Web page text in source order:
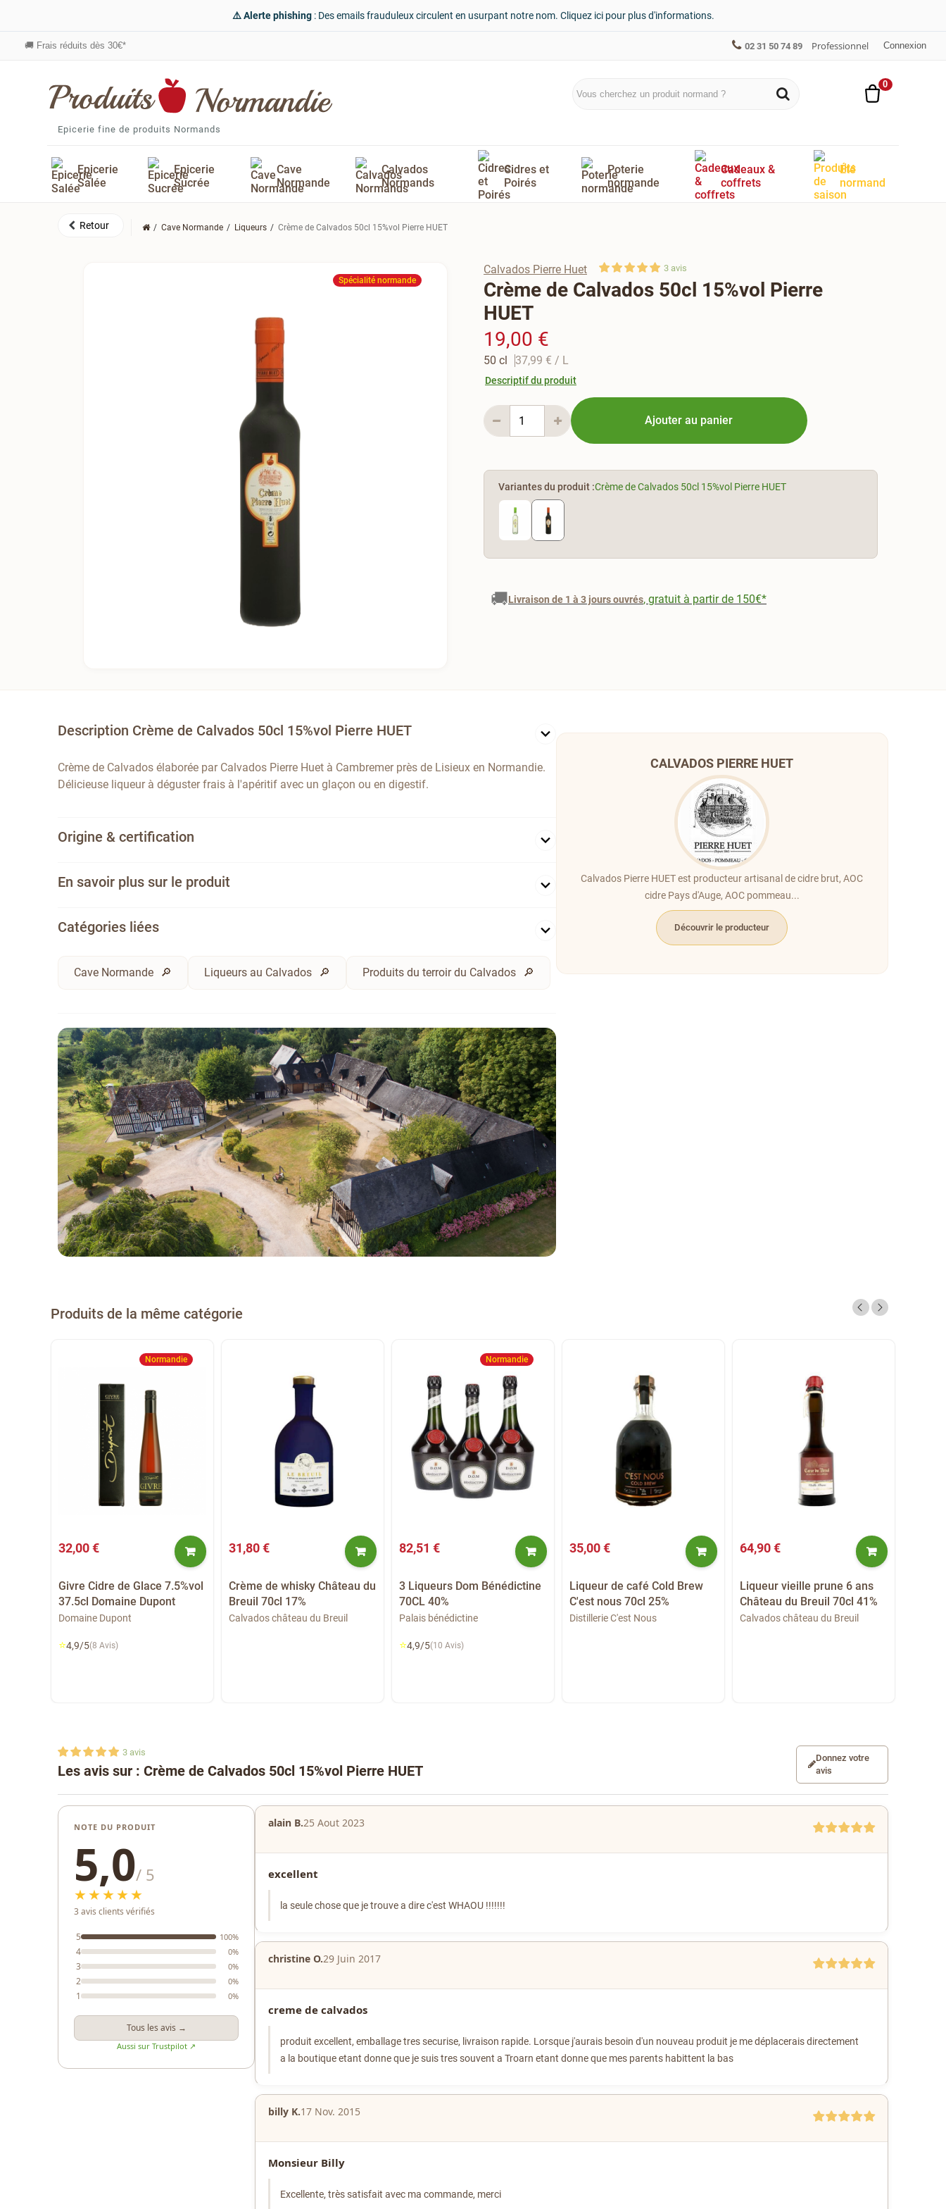
⚠️ Alerte phishing: Des emails frauduleux circulent en usurpant notre nom. Cliquez ici pour plus d'informations.
🚚 Frais réduits dès 30€* 02 31 50 74 89 Professionnel Connexion
Epicerie fine de produits Normands
0
Epicerie
Salée
Epicerie
Sucrée
Cave
Normande
Calvados
Normands
Cidres et
Poirés
Poterie
normande
Cadeaux &
coffrets
Été
normand
Cave Normande Liqueurs Crème de Calvados 50cl 15%vol Pierre HUET
Spécialité normande
Calvados Pierre Huet 3avis
Crème de Calvados 50cl 15%vol Pierre
HUET
19,00 €
50 cl 37,99 € / L
Descriptif du produit
Ajouter au panier
Variantes du produit :Crème de Calvados 50cl 15%vol Pierre HUET
🚚Livraison de 1 à 3 jours ouvrés, gratuit à partir de 150€*
Description Crème de Calvados 50cl 15%vol Pierre HUET
Crème de Calvados élaborée par Calvados Pierre Huet à Cambremer près de Lisieux en Normandie.
Délicieuse liqueur à déguster frais à l'apéritif avec un glaçon ou en digestif.
Origine & certification
En savoir plus sur le produit
Catégories liées
Cave Normande Liqueurs au Calvados Produits du terroir du Calvados
CALVADOS PIERRE HUET
Calvados Pierre HUET est producteur artisanal de cidre brut, AOC
cidre Pays d'Auge, AOC pommeau...
Découvrir le producteur
Produits de la même catégorie
Normandie
32,00 €
Givre Cidre de Glace 7.5%vol
37.5cl Domaine Dupont
Domaine Dupont
⭐4,9/5(8 Avis)
31,80 €
Crème de whisky Château du
Breuil 70cl 17%
Calvados château du Breuil
Normandie
82,51 €
3 Liqueurs Dom Bénédictine
70CL 40%
Palais bénédictine
⭐4,9/5(10 Avis)
35,00 €
Liqueur de café Cold Brew
C'est nous 70cl 25%
Distillerie C'est Nous
64,90 €
Liqueur vieille prune 6 ans
Château du Breuil 70cl 41%
Calvados château du Breuil
Les avis sur : Crème de Calvados 50cl 15%vol Pierre HUET
3 avis
Donnez votre
avis
NOTE DU PRODUIT
5,0/ 5
★★★★★
3 avis clients vérifiés
5 100%
4 0%
3 0%
2 0%
1 0%
Tous les avis →
Aussi sur Trustpilot ↗
alain B.25 Aout 2023
excellent
la seule chose que je trouve a dire c'est WHAOU !!!!!!!
christine O.29 Juin 2017
creme de calvados
produit excellent, emballage tres securise, livraison rapide. Lorsque j'aurais besoin d'un nouveau produit je me déplacerais directement
a la boutique etant donne que je suis tres souvent a Troarn etant donne que mes parents habittent la bas
billy K.17 Nov. 2015
Monsieur Billy
Excellente, très satisfait avec ma commande, merci